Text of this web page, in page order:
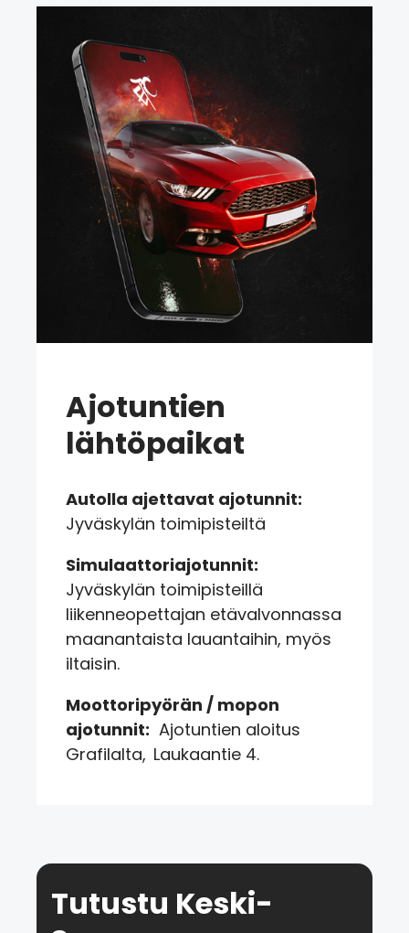
Ajotuntien
lähtöpaikat
Autolla ajettavat ajotunnit:
Jyväskylän toimipisteiltä
Simulaattoriajotunnit:
Jyväskylän toimipisteillä
liikenneopettajan etävalvonnassa
maanantaista lauantaihin, myös
iltaisin.
Moottoripyörän / mopon
ajotunnit: Ajotuntien aloitus
Grafilalta, Laukaantie 4.
Tutustu Keski-